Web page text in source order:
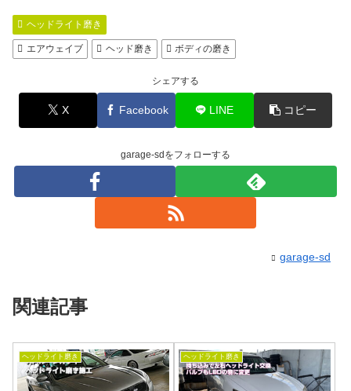
ヘッドライト磨き
エアウェイブ ヘッド磨き ボディの磨き
シェアする
X Facebook LINE コピー
garage-sdをフォローする
garage-sd
関連記事
ヘッドライト磨き ヘッドライト磨き